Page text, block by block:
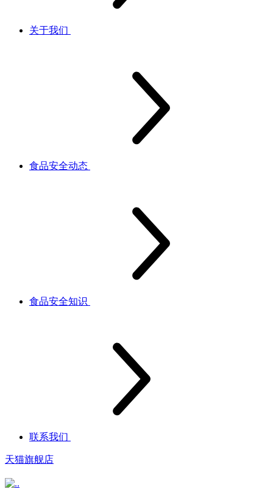
关于我们
食品安全动态
食品安全知识
联系我们
天猫旗舰店